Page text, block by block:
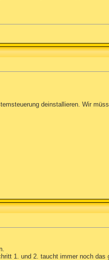
deinstallieren. Wir
1. und 2. taucht immer noch das